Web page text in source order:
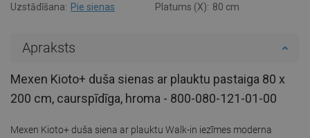
Uzstādīšana: Pie sienas Platums (X): 80 cm
Apraksts
Mexen Kioto+ duša sienas ar plauktu pastaiga 80 x
200 cm, caurspīdīga, hroma - 800-080-121-01-00
Mexen Kioto+ duša siena ar plauktu Walk-in iezīmes moderna